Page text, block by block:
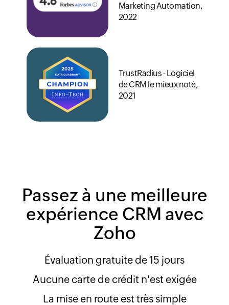
Marketing Automation,
2022
TrustRadius - Logiciel
de CRM le mieux noté,
2021
Passez à une meilleure
expérience CRM avec
Zoho
Évaluation gratuite de 15 jours
Aucune carte de crédit n'est exigée
La mise en route est très simple